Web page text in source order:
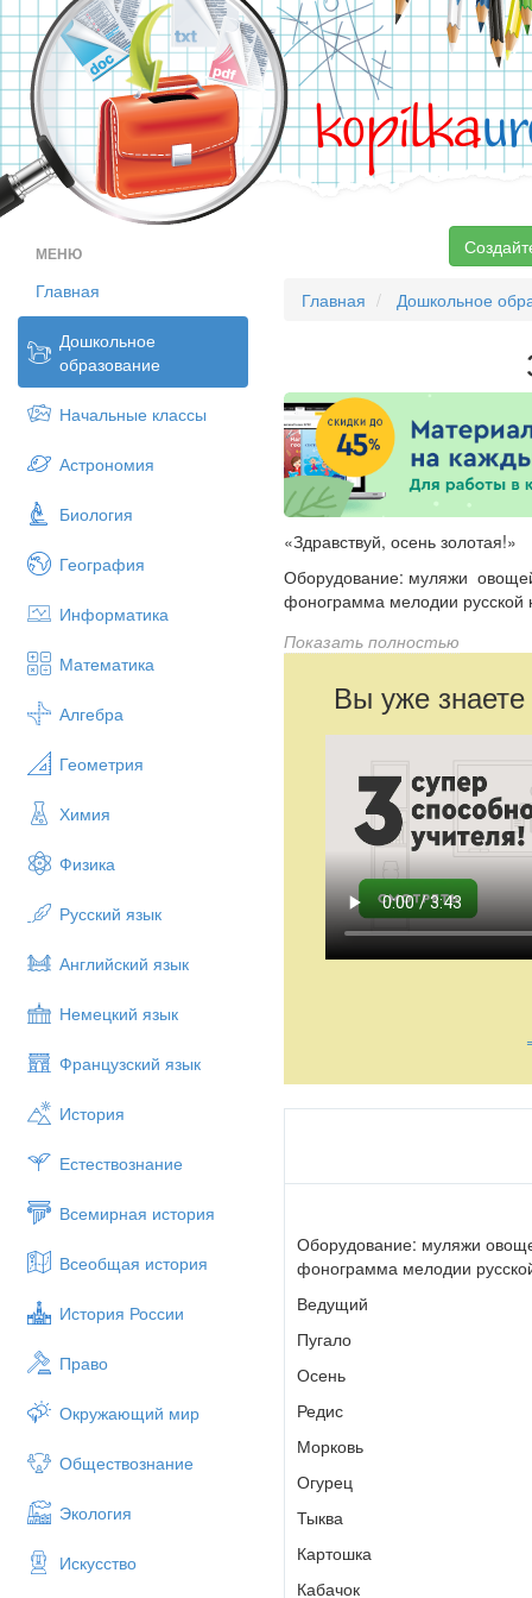
kopilka
МЕНЮ
Главная
Дошкольное
образование
Начальные классы
Астрономия
Биология
География
Информатика
Математика
Алгебра
Геометрия
Химия
Физика
Русский язык
Английский язык
Немецкий язык
Французский язык
История
Естествознание
Всемирная история
Всеобщая история
История России
Право
Окружающий мир
Обществознание
Экология
Искусство
Главная Дошкольное
«Здравствуй, осень золотая!»
Оборудование: муляжи
фонограмма мелодии русской
Ведущий
Редис
Картошка
Кабачок
Свекла
Зал представляет собой
Ведущий
По ветвям проводит —
Все заметят осени следы.
1-й ребенок
Красные рябины,
Желтые березы
На ветру листвою весело шумят.
2-й ребенок
Как в ладошки хлопают
Золотые клены.
Радуется осени наш сад.
Показать полностью
Вы уже знаете
Оборудование: муляжи
фонограмма мелодии
Ведущий
Пугало
Осень
Редис
Морковь
Огурец
Тыква
Картошка
Кабачок